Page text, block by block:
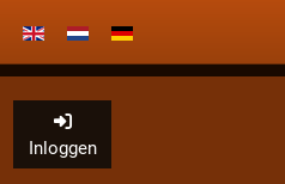
Inloggen
Selecteer de taal